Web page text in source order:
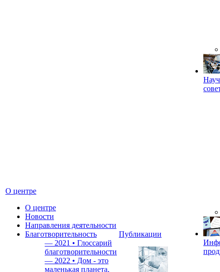
О центре
О центре
Новости
Направления деятельности
Благотворительность
— 2021 • Глоссарий
благотворительности
— 2022 • Дом - это
маленькая планета,
Публикации